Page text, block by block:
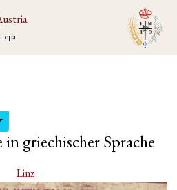
griechischer Sprache
Linz